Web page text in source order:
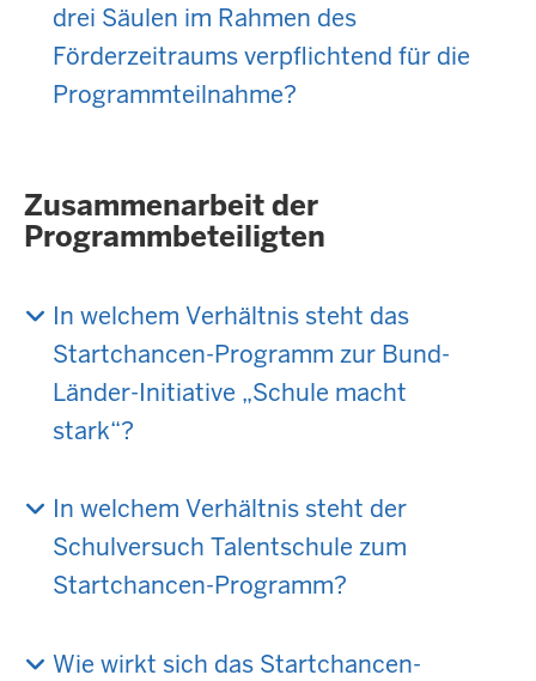
drei Säulen im Rahmen des
Förderzeitraums verpflichtend für die
Programmteilnahme?
Zusammenarbeit der
Programmbeteiligten
In welchem Verhältnis steht das
Startchancen-Programm zur Bund-
Länder-Initiative „Schule macht
stark“?
In welchem Verhältnis steht der
Schulversuch Talentschule zum
Startchancen-Programm?
Wie wirkt sich das Startchancen-